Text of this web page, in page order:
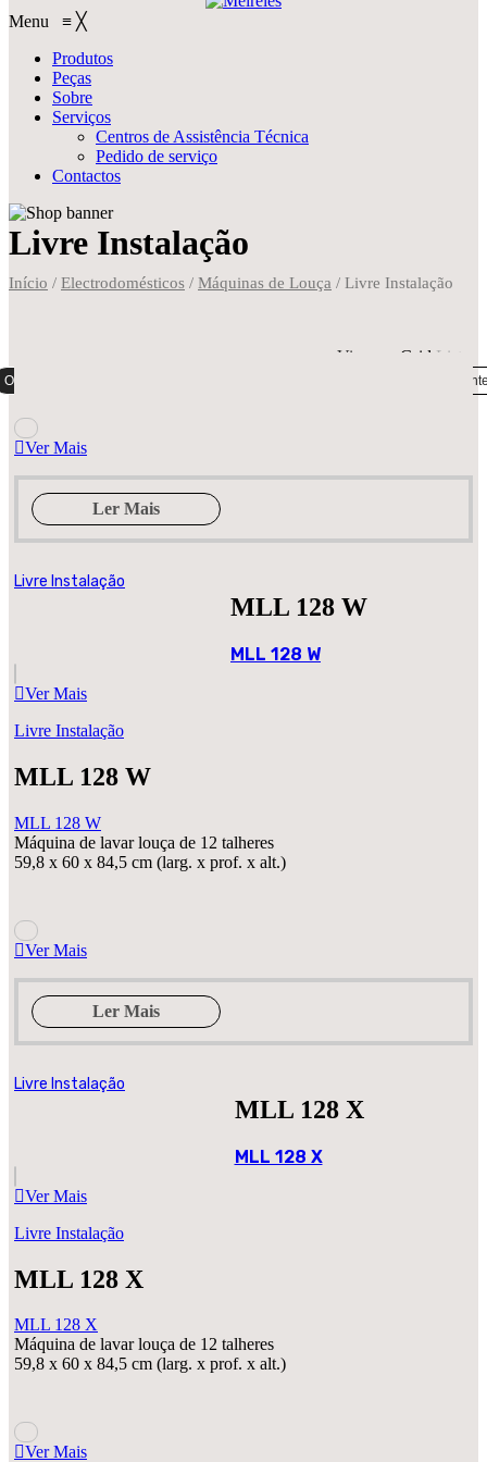
Menu ≡ ╳
Produtos
Peças
Sobre
Serviços
Centros de Assistência Técnica
Pedido de serviço
Contactos
Livre Instalação
Início / Electrodomésticos / Máquinas de Louça / Livre Instalação
View on Grid List
Ordenação padrão Ordenar por mais
Ver Mais
Ler Mais
Livre Instalação
MLL 128 W
MLL 128 W
Ver Mais
Livre Instalação
MLL 128 W
MLL 128 W
Máquina de lavar louça de 12 talheres
59,8 x 60 x 84,5 cm (larg. x prof. x alt.)
Ver Mais
Ler Mais
Livre Instalação
MLL 128 X
MLL 128 X
Ver Mais
Livre Instalação
MLL 128 X
MLL 128 X
Máquina de lavar louça de 12 talheres
59,8 x 60 x 84,5 cm (larg. x prof. x alt.)
Ver Mais